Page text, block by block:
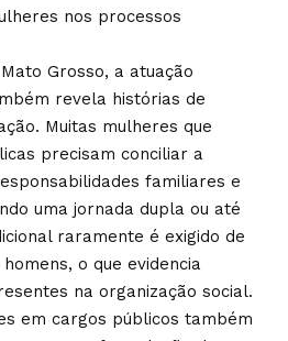
nos processos
Grosso, a atuação
revela histórias de
Muitas mulheres que
precisam conciliar a
familiares e
uma jornada dupla ou até
raramente é exigido de
o que evidencia
na organização social.
em cargos públicos também